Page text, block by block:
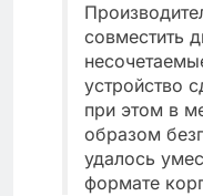
совместить
устройство
при этом в
образом
удалось
формате